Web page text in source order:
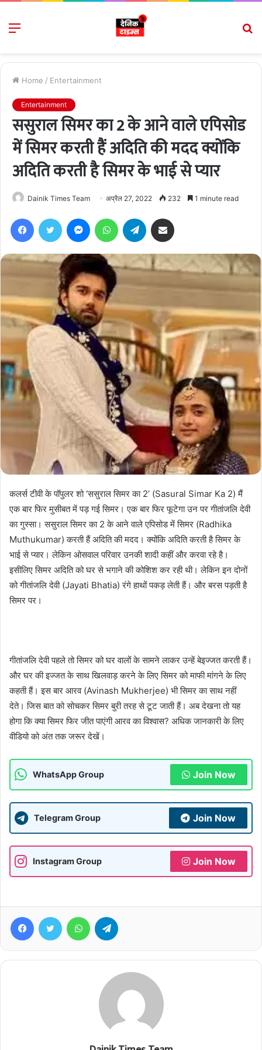
Menu
Home / Entertainment
Entertainment
ससुराल सिमर का 2 के आने वाले एपिसोड
में सिमर करती हैं अदिति की मदद क्योंकि
अदिति करती है सिमर के भाई से प्यार
Dainik Times Team अप्रैल 27, 2022 232 1 minute read
FacebookTwitter MessengerWhatsAppTelegram
कलर्स टीवी के पॉपुलर शो ‘ससुराल सिमर का 2’ (Sasural Simar Ka 2) मैं
एक बार फिर मुसीबत में पड़ गई सिमर। एक बार फिर फूटेगा उन पर गीतांजलि देवी
का गुस्सा। ससुराल सिमर का 2 के आने वाले एपिसोड में सिमर (Radhika
Muthukumar) करती हैं अदिति की मदद। क्योंकि अदिति करती है सिमर के
भाई से प्यार। लेकिन ओसवाल परिवार उनकी शादी कहीं और करवा रहे है।
इसीलिए सिमर अदिति को घर से भगाने की कोशिश कर रही थी। लेकिन इन दोनों
को गीतांजलि देवी (Jayati Bhatia) रंगे हाथों पकड़ लेती हैं। और बरस पड़ती है
सिमर पर।
गीतांजलि देवी पहले तो सिमर को घर वालों के सामने लाकर उन्हें बेइज्जत करती हैं।
और घर की इज्जत के साथ खिलवाड़ करने के लिए सिमर को माफी मांगने के लिए
कहती हैं। इस बार आरव (Avinash Mukherjee) भी सिमर का साथ नहीं
देते। जिस बात को सोचकर सिमर बुरी तरह से टूट जाती हैं। अब देखना तो यह
होगा कि क्या सिमर फिर जीत पाएंगी आरव का विश्वास? अधिक जानकारी के लिए
वीडियो को अंत तक जरूर देखें।
WhatsApp Group Join Now
Telegram Group Join Now
Instagram Group Join Now
FacebookTwitter WhatsApp